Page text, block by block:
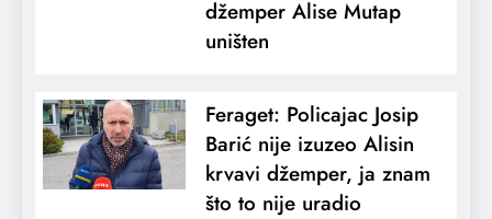
džemper Alise Mutap
uništen
Feraget: Policajac Josip
Barić nije izuzeo Alisin
krvavi džemper, ja znam
što to nije uradio